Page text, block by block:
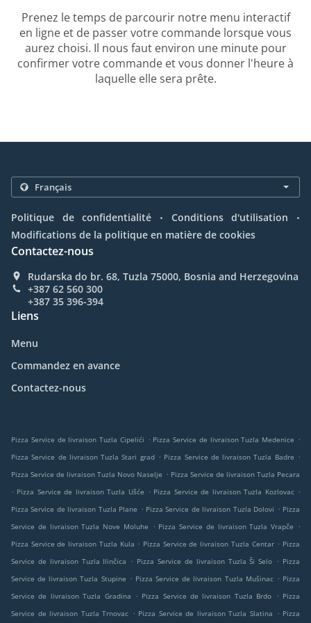
Prenez le temps de parcourir notre menu interactif
en ligne et de passer votre commande lorsque vous
aurez choisi. Il nous faut environ une minute pour
confirmer votre commande et vous donner l'heure à
laquelle elle sera prête.
Politique de confidentialité . Conditions d'utilisation .
Modifications de la politique en matière de cookies
Contactez-nous
Rudarska do br. 68, Tuzla 75000, Bosnia and Herzegovina
+387 62 560 300
+387 35 396-394
Liens
Menu
Commandez en avance
Contactez-nous
Pizza Service de livraison Tuzla Cipelići . Pizza Service de livraison Tuzla Medenice .
Pizza Service de livraison Tuzla Stari grad . Pizza Service de livraison Tuzla Badre .
Pizza Service de livraison Tuzla Novo Naselje . Pizza Service de livraison Tuzla Pecara
. Pizza Service de livraison Tuzla Ušće . Pizza Service de livraison Tuzla Kozlovac .
Pizza Service de livraison Tuzla Plane . Pizza Service de livraison Tuzla Dolovi . Pizza
Service de livraison Tuzla Nove Moluhe
. Pizza Service de livraison Tuzla Vrapče
.
Pizza Service de livraison Tuzla Kula . Pizza Service de livraison Tuzla Centar . Pizza
Service de livraison Tuzla Ilinčica
. Pizza Service de livraison Tuzla Ši Selo . Pizza
Service de livraison Tuzla Stupine . Pizza Service de livraison Tuzla Mušinac . Pizza
Service de livraison Tuzla Gradina
. Pizza Service de livraison Tuzla Brdo . Pizza
Service de livraison Tuzla Trnovac . Pizza Service de livraison Tuzla Slatina . Pizza